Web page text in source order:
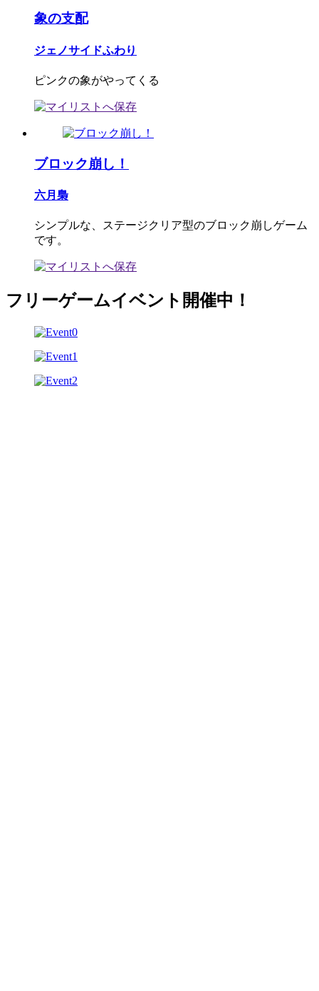
象の支配
ジェノサイドふわり
ピンクの象がやってくる
ブロック崩し！
六月梟
シンプルな、ステージクリア型のブロック崩しゲーム
です。
フリーゲームイベント開催中！